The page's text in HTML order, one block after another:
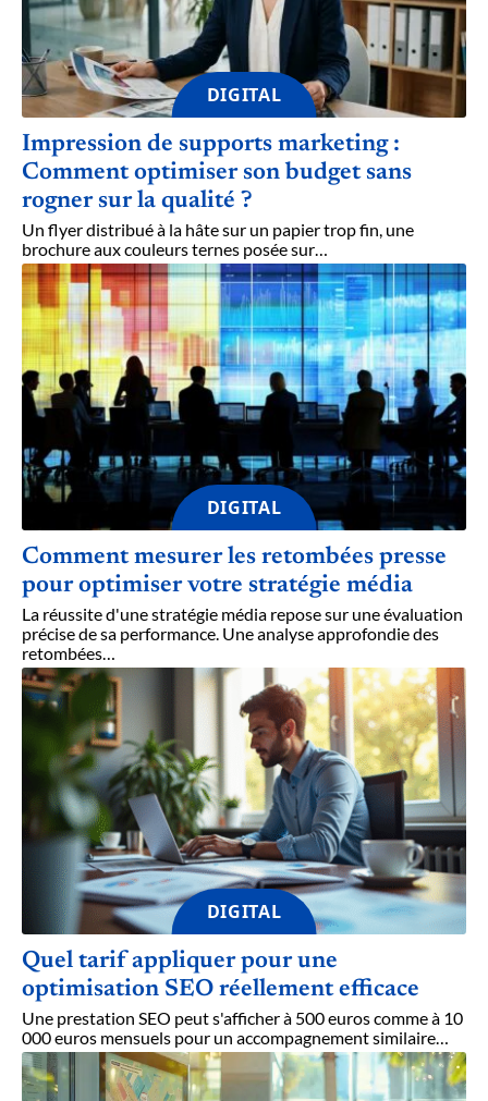
DIGITAL
Impression de supports marketing :
Comment optimiser son budget sans
rogner sur la qualité ?
Un flyer distribué à la hâte sur un papier trop fin, une
brochure aux couleurs ternes posée sur…
DIGITAL
Comment mesurer les retombées presse
pour optimiser votre stratégie média
La réussite d'une stratégie média repose sur une évaluation
précise de sa performance. Une analyse approfondie des
retombées
DIGITAL
Quel tarif appliquer pour une
optimisation SEO réellement efficace
Une prestation SEO peut s'afficher à 500 euros comme à 10
000 euros mensuels pour un accompagnement similaire